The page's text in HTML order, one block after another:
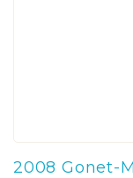
2008 Gonet-